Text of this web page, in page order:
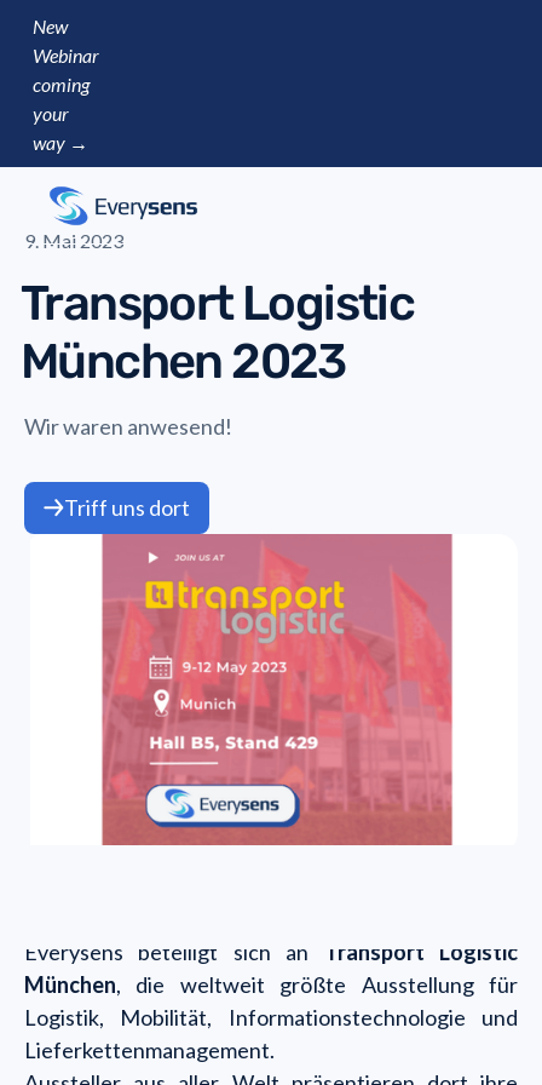
New
Webinar
coming
your
way →
9. Mai 2023
Transport Logistic
München 2023
Wir waren anwesend!
Triff uns dort
Everysens beteiligt sich an
Transport Logistic
München, die weltweit größte Ausstellung für
Logistik, Mobilität, Informationstechnologie und
Lieferkettenmanagement.